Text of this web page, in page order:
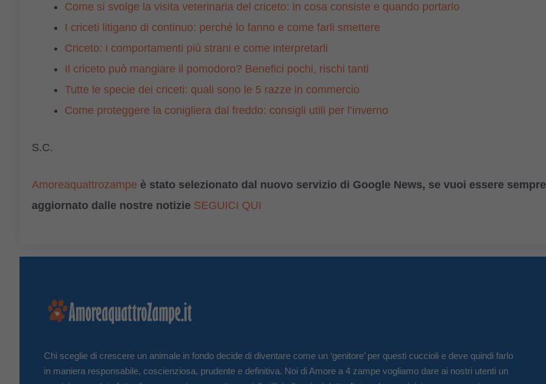
Come si svolge la visita veterinaria del criceto: in cosa consiste e quando portarlo
I criceti litigano di continuo: perché lo fanno e come farli smettere
Criceto: i comportamenti più strani e come interpretarli
Il criceto può mangiare il pomodoro? Benefici pochi, rischi tanti
Tutte le specie dei criceti: quali sono le 5 razze in commercio
Come proteggere la conigliera dal freddo: consigli utili per l’inverno
S.C.
Amoreaquattrozampe è stato selezionato dal nuovo servizio di Google News, se vuoi essere sempre
aggiornato dalle nostre notizie SEGUICI QUI
Chi sceglie di crescere un animale in fondo decide di diventare come un ‘genitore’ per questi cuccioli e deve quindi farlo
in maniera responsabile, coscienziosa, prudente e definitiva. Noi di Amore a 4 zampe vogliamo dare ai nostri utenti un